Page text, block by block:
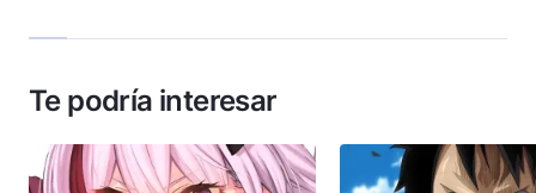
Te podría interesar